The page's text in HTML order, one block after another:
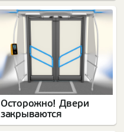
Осторожно! Двери
закрываются